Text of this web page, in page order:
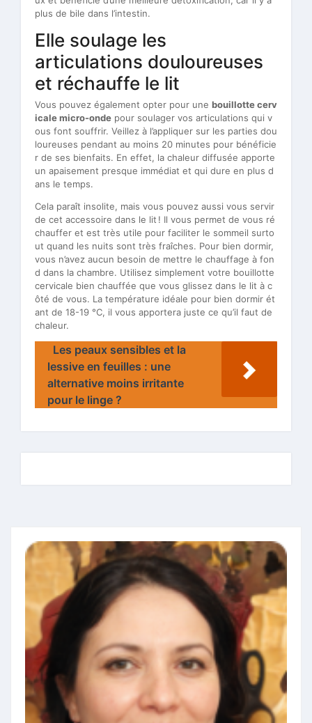
plus de bile dans l’intestin.
Elle soulage les
articulations douloureuses
et réchauffe le lit
Vous pouvez également opter pour une bouillotte cerv
icale micro-onde pour soulager vos articulations qui v
ous font souffrir. Veillez à l’appliquer sur les parties dou
loureuses pendant au moins 20 minutes pour bénéficie
r de ses bienfaits. En effet, la chaleur diffusée apporte
un apaisement presque immédiat et qui dure en plus d
ans le temps.
Cela paraît insolite, mais vous pouvez aussi vous servir
de cet accessoire dans le lit ! Il vous permet de vous ré
chauffer et est très utile pour faciliter le sommeil surto
ut quand les nuits sont très fraîches. Pour bien dormir,
vous n’avez aucun besoin de mettre le chauffage à fon
d dans la chambre. Utilisez simplement votre bouillotte
cervicale bien chauffée que vous glissez dans le lit à c
ôté de vous. La température idéale pour bien dormir ét
ant de 18-19 °C, il vous apportera juste ce qu’il faut de
chaleur.
Les peaux sensibles et la
lessive en feuilles : une
alternative moins irritante
pour le linge ?